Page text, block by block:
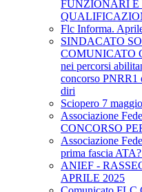
FUNZIONARI E
Flc Informa.
SINDACATO
COMUNICATO
nei percorsi
concorso PNRR1
diri
Sciopero 7
Associazione
CONCORSO
Associazione
prima fascia
ANIEF -
APRILE 2025